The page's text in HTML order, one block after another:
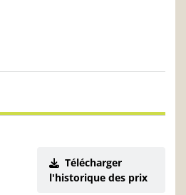
Télécharger
l'historique des prix